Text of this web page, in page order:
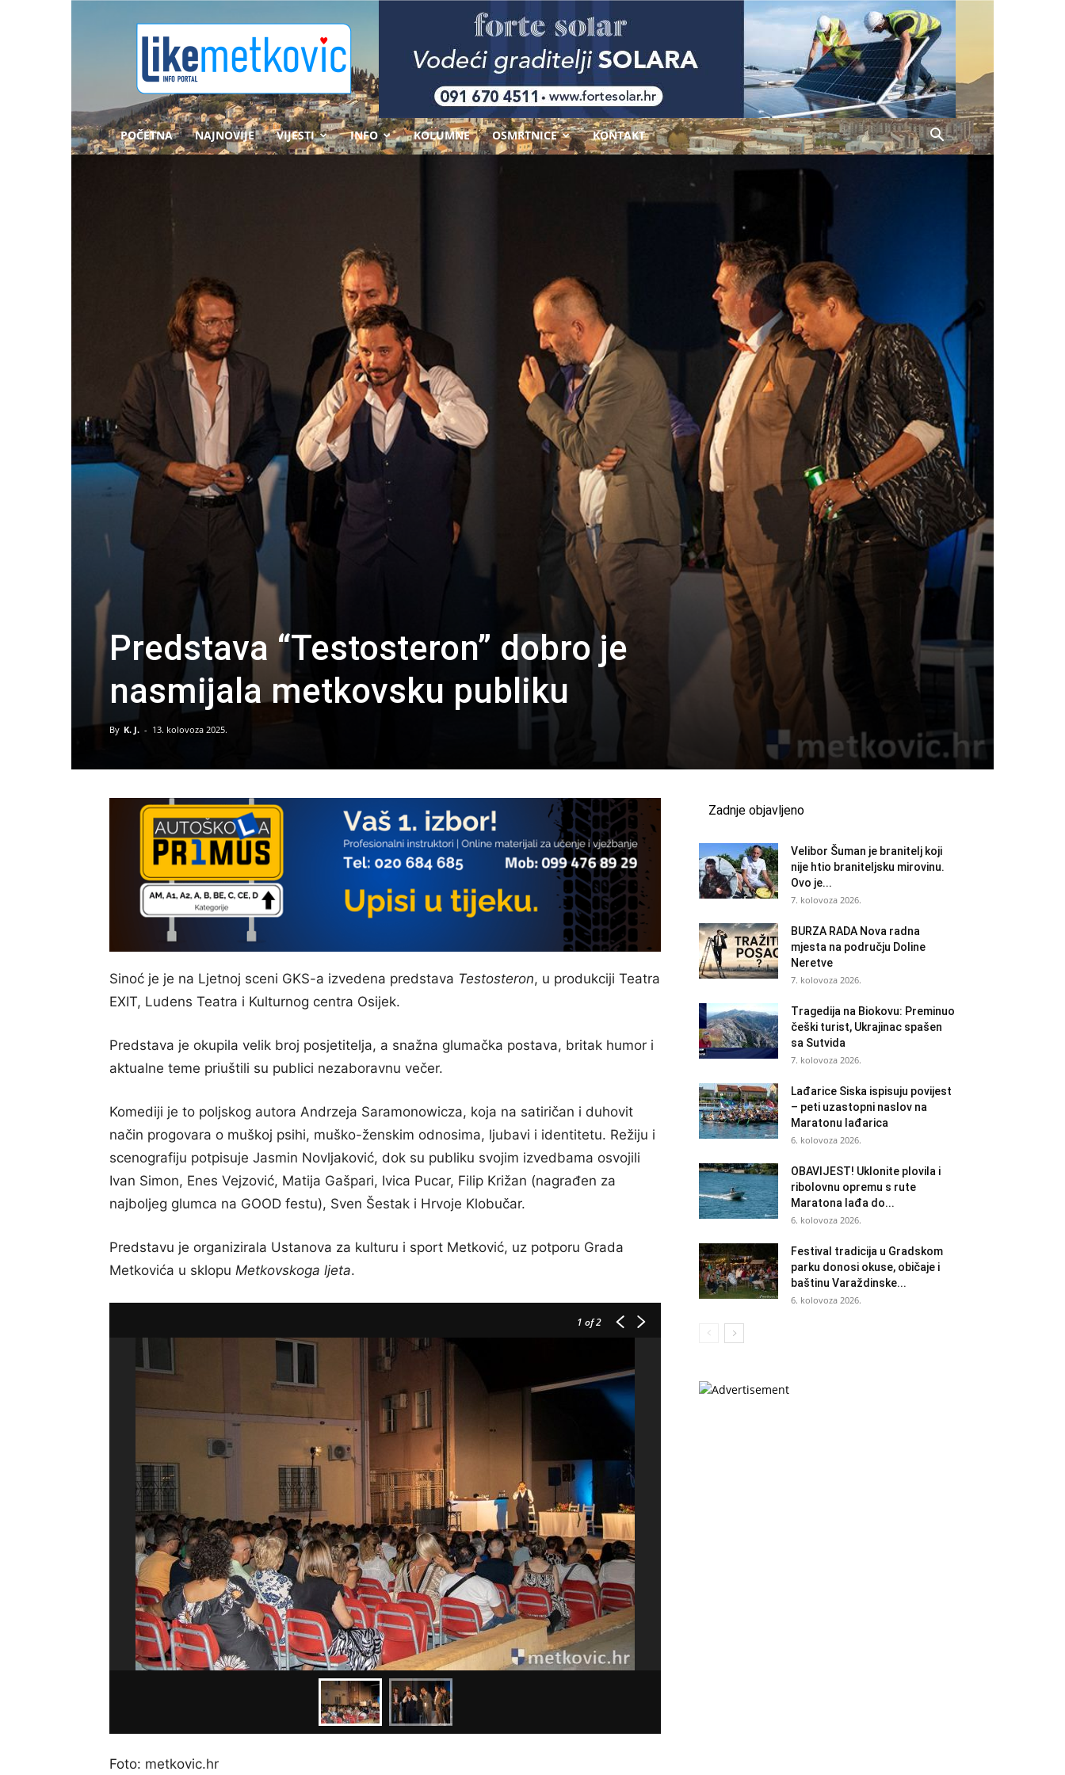
POČETNA NAJNOVIJE VIJESTI INFO KOLUMNE OSMRTNICE KONTAKT
Predstava “Testosteron” dobro je
nasmijala metkovsku publiku
By K. J. - 13. kolovoza 2025.
Sinoć je je na Ljetnoj sceni GKS-a izvedena predstava Testosteron, u produkciji Teatra
EXIT, Ludens Teatra i Kulturnog centra Osijek.
Predstava je okupila velik broj posjetitelja, a snažna glumačka postava, britak humor i
aktualne teme priuštili su publici nezaboravnu večer.
Komediji je to poljskog autora Andrzeja Saramonowicza, koja na satiričan i duhovit
način progovara o muškoj psihi, muško-ženskim odnosima, ljubavi i identitetu. Režiju i
scenografiju potpisuje Jasmin Novljaković, dok su publiku svojim izvedbama osvojili
Ivan Simon, Enes Vejzović, Matija Gašpari, Ivica Pucar, Filip Križan (nagrađen za
najboljeg glumca na GOOD festu), Sven Šestak i Hrvoje Klobučar.
Predstavu je organizirala Ustanova za kulturu i sport Metković, uz potporu Grada
Metkovića u sklopu Metkovskoga ljeta.
1 of 2
Foto: metkovic.hr
Zadnje objavljeno
Velibor Šuman je branitelj koji
nije htio braniteljsku mirovinu.
Ovo je...
7. kolovoza 2026.
BURZA RADA Nova radna
mjesta na području Doline
Neretve
7. kolovoza 2026.
Tragedija na Biokovu: Preminuo
češki turist, Ukrajinac spašen
sa Sutvida
7. kolovoza 2026.
Lađarice Siska ispisuju povijest
– peti uzastopni naslov na
Maratonu lađarica
6. kolovoza 2026.
OBAVIJEST! Uklonite plovila i
ribolovnu opremu s rute
Maratona lađa do...
6. kolovoza 2026.
Festival tradicija u Gradskom
parku donosi okuse, običaje i
baštinu Varaždinske...
6. kolovoza 2026.